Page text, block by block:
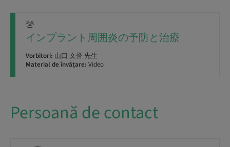
インプラント周囲炎の予防と治療
Vorbitori: 山口 文誉 先生
Material de învățare: Video
Persoană de contact